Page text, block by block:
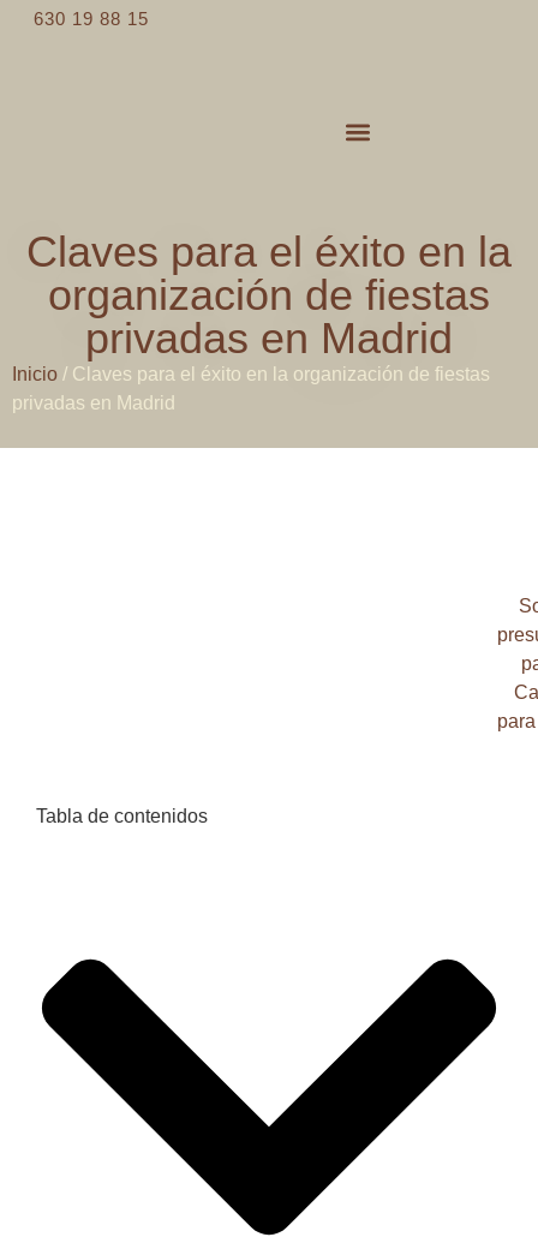
630 19 88 15
Claves para el éxito en la
organización de fiestas
privadas en Madrid
Inicio / Claves para el éxito en la organización de fiestas
privadas en Madrid
Tabla de contenidos